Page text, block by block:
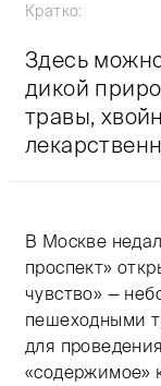
Кратко:
Здесь
дикой
травы,
В Москве
проспект»
чувство» —
пешеходными
для
«содержимое»